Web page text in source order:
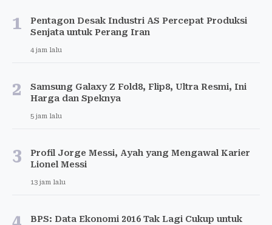
1
Pentagon Desak Industri AS Percepat Produksi
Senjata untuk Perang Iran
4 jam lalu
2
Samsung Galaxy Z Fold8, Flip8, Ultra Resmi, Ini
Harga dan Speknya
5 jam lalu
3
Profil Jorge Messi, Ayah yang Mengawal Karier
Lionel Messi
13 jam lalu
BPS: Data Ekonomi 2016 Tak Lagi Cukup untuk